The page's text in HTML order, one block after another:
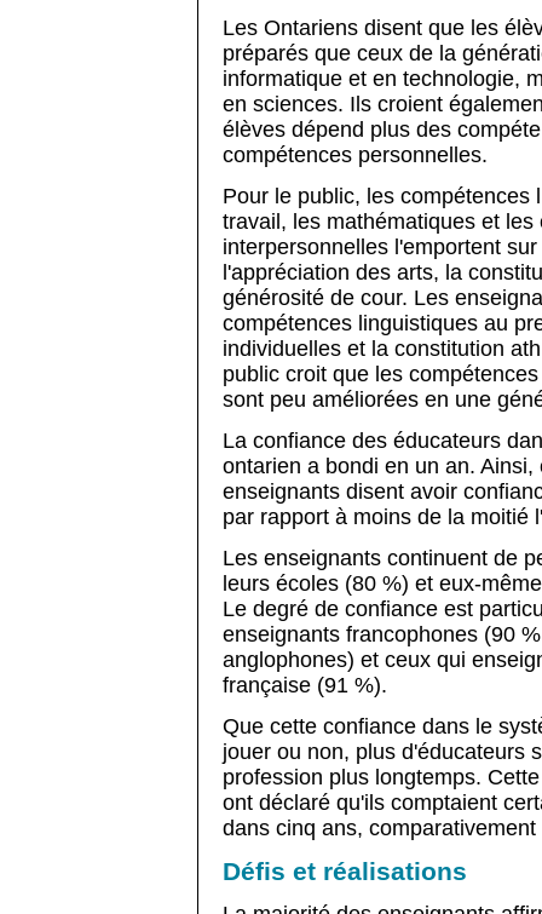
Les Ontariens disent que les
préparés que ceux de la
informatique et en technologie,
en sciences. Ils croient
élèves dépend plus des
compétences personnelles.
Pour le public, les compétences
travail, les mathématiques et
interpersonnelles l'emportent
l'appréciation des arts, la
générosité de cour. Les
compétences linguistiques au
individuelles et la constitution
public croit que les
sont peu améliorées en une
La confiance des éducateurs
ontarien a bondi en un an.
enseignants disent avoir
par rapport à moins de la moitié
Les enseignants continuent de
leurs écoles (80 %) et eux-
Le degré de confiance est
enseignants francophones (90
anglophones) et ceux qui
française (91 %).
Que cette confiance dans le
jouer ou non, plus d'éducateurs
profession plus longtemps.
ont déclaré qu'ils comptaient
dans cinq ans,
Défis et réalisations